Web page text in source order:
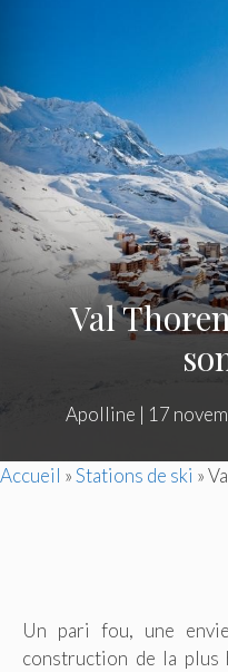
Val
Apolline | 17
Accueil »Stations de ski »
Un pari fou, une
construction de la plus